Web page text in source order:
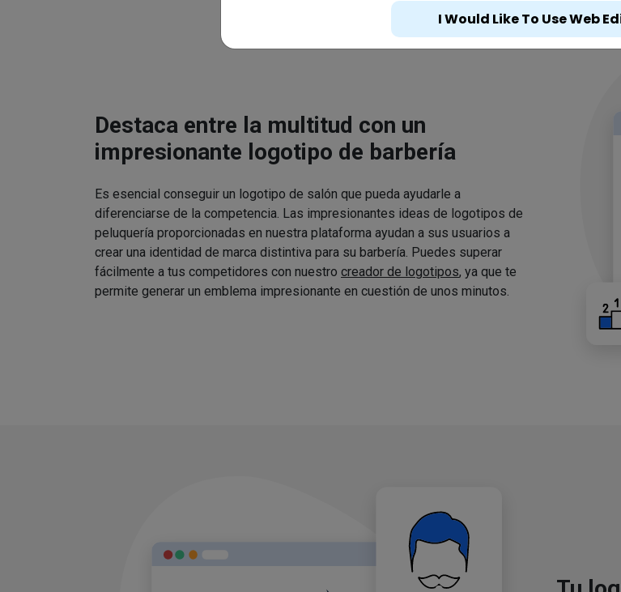
Destaca entre la multitud con un
impresionante logotipo de barbería
Es esencial conseguir un logotipo de salón que pueda ayudarle a
diferenciarse de la competencia. Las impresionantes ideas de logotipos de
peluquería proporcionadas en nuestra plataforma ayudan a sus usuarios a
crear una identidad de marca distintiva para su barbería. Puedes superar
fácilmente a tus competidores con nuestro creador de logotipos, ya que te
permite generar un emblema impresionante en cuestión de unos minutos.
I Would Like To Use Web